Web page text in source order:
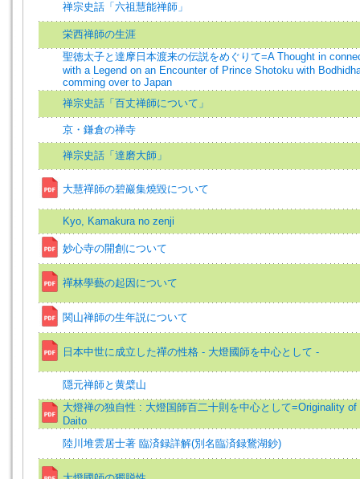
禅宗史話「六祖慧能禅師」
栄西禅師の生涯
聖徳太子と達摩日本渡来の伝説をめぐりて=A Thought in
with a Legend on an Encounter of Prince Shotoku with
comming over to Japan
禅宗史話「百丈禅師について」
京・鎌倉の禅寺
禅宗史話「達磨大師」
大慧禪師の碧巖集燒毀について
Kyo, Kamakura no zenji
妙心寺の開創について
禪林學藝の起因について
関山禅師の生年説について
日本中世に成立した禪の性格 - 大燈國師を中心として -
隠元禅師と黄檗山
大燈禅の独自性 : 大燈国師百二十則を中心として=Originality of
Daito
陸川堆雲居士著 臨済録詳解(別名臨済録鵞湖鈔)